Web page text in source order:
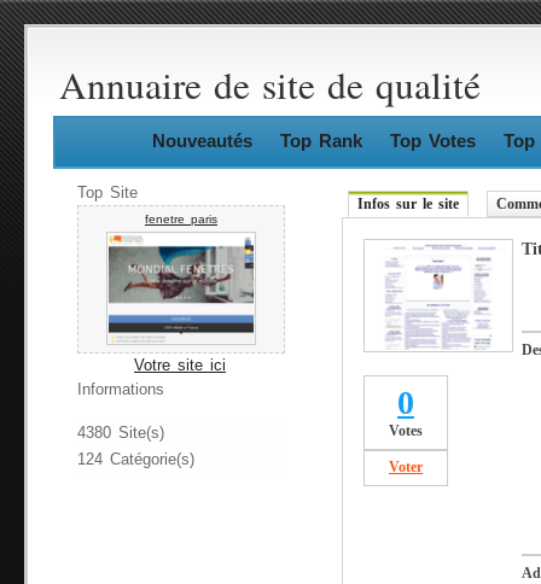
Annuaire de site de qualité
Nouveautés Top Rank Top Votes Top
Top Site
fenetre paris
Votre site ici
Informations
4380 Site(s)
124 Catégorie(s)
Infos sur le site
0
Votes
Voter